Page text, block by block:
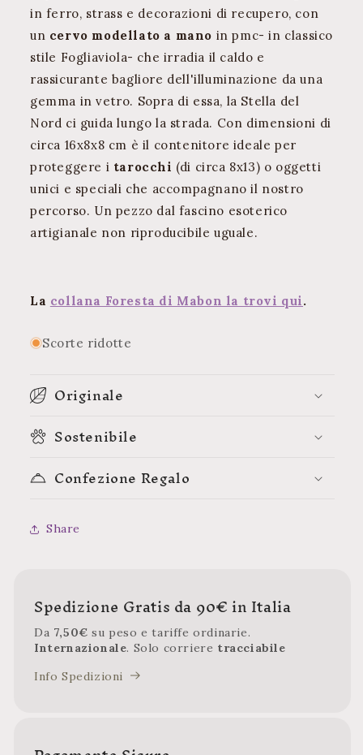
in ferro, strass e decorazioni di recupero, con
un cervo modellato a mano in pmc- in classico
stile Fogliaviola- che irradia il caldo e
rassicurante bagliore dell'illuminazione da una
gemma in vetro. Sopra di essa, la Stella del
Nord ci guida lungo la strada. Con dimensioni di
circa 16x8x8 cm è il contenitore ideale per
proteggere i tarocchi (di circa 8x13) o oggetti
unici e speciali che accompagnano il nostro
percorso. Un pezzo dal fascino esoterico
artigianale non riproducibile uguale.
La collana Foresta di Mabon la trovi qui.
Scorte ridotte
Originale
Sostenibile
Confezione Regalo
Share
Spedizione Gratis da 90€ in Italia
Da 7,50€su peso e tariffe ordinarie.
Internazionale. Solo corriere tracciabile
Info Spedizioni